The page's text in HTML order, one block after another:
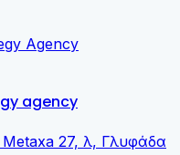
agency
27, λ, Γλυφάδα